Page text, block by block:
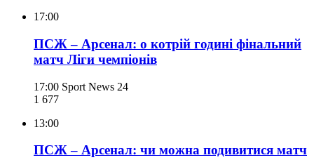
17:00
ПСЖ – Арсенал: о котрій годині фінальний
матч Ліги чемпіонів
17:00 Sport News 24
1 677
13:00
ПСЖ – Арсенал: чи можна подивитися матч